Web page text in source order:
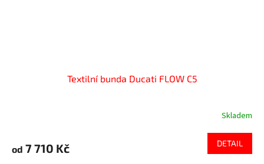
Textilní bunda Ducati FLOW C5
Skladem
od 7 710 Kč DETAIL